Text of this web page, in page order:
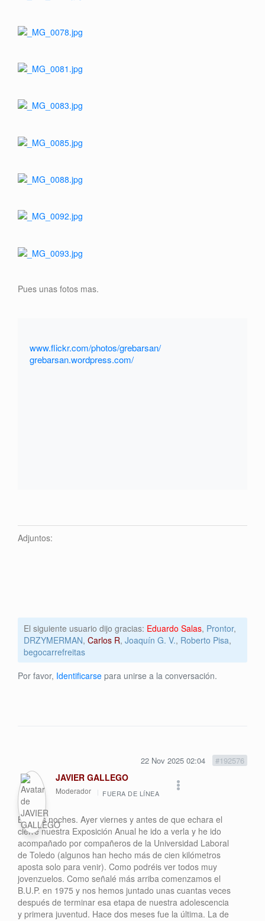
Pues unas fotos mas.
www.flickr.com/photos/grebarsan/
grebarsan.wordpress.com/
Adjuntos:
El siguiente usuario dijo gracias: Eduardo Salas, Prontor,
DRZYMERMAN, Carlos R, Joaquín G. V., Roberto Pisa,
begocarrefreitas
Por favor, Identificarse para unirse a la conversación.
22 Nov 2025 02:04 #192576
JAVIER GALLEGO
Moderador FUERA DE LÍNEA
Buenas noches. Ayer viernes y antes de que echara el
cierre nuestra Exposición Anual he ido a verla y he ido
acompañado por compañeros de la Universidad Laboral
de Toledo (algunos han hecho más de cien kilómetros
aposta solo para venir). Como podréis ver todos muy
jovenzuelos. Como señalé más arriba comenzamos el
B.U.P. en 1975 y nos hemos juntado unas cuantas veces
después de terminar esa etapa de nuestra adolescencia
y primera juventud. Hace dos meses fue la última. La de